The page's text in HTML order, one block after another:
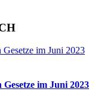
im Juni 2023